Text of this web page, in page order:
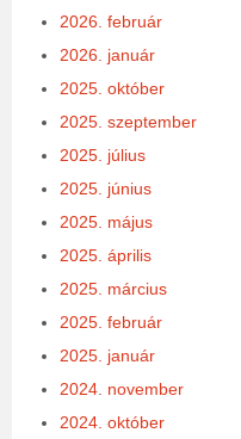
2026. február
2026. január
2025. október
2025. szeptember
2025. július
2025. június
2025. május
2025. április
2025. március
2025. február
2025. január
2024. november
2024. október